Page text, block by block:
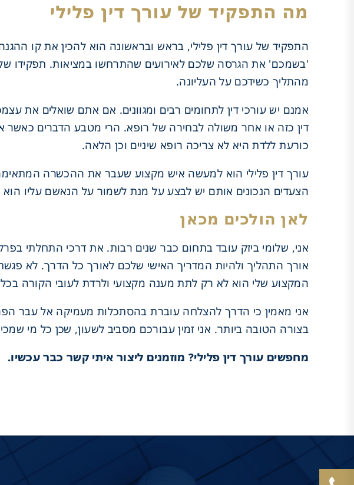
מה התפקיד של עורך דין פלילי
התפקיד של עורך דין פלילי, בראש ובראשונה הוא להכין את קו
'בשמכם' את הגרסה שלכם לאירועים שהתרחשו במציאות. תפקידו
מהתליך כשידכם על העליונה.
אמנם יש עורכי דין לתחומים רבים ומגוונים. אם אתם שואלים את
דין כזה או אחר משולה לבחירה של רופא. הרי מטבע הדברים כאשר
כורעת ללדת היא לא צריכה רופא שיניים וכן הלאה.
עורך דין פלילי הוא למעשה איש מקצוע שעבר את ההכשרה
הצעדים הנכונים אותם יש לבצע על מנת לשמור על הנאשם עליו הוא
לאן הולכים מכאן
אני, שלומי ביזק עובד בתחום כבר שנים רבות. את דרכי התחלתי
אורך התהליך ולהיות המדריך האישי שלכם לאורך כל הדרך. לא
המקצוע שלי הוא לא רק לתת מענה מקצועי ולרדת לעובי הקורה
אני מאמין כי הדרך להצלחה עוברת בהסתכלות מעמיקה אל עבר
בצורה הטובה ביותר. אני זמין עבורכם מסביב לשעון, שכן כל מי
מחפשים עורך דין פלילי? מוזמנים ליצור איתי קשר כבר עכשיו.